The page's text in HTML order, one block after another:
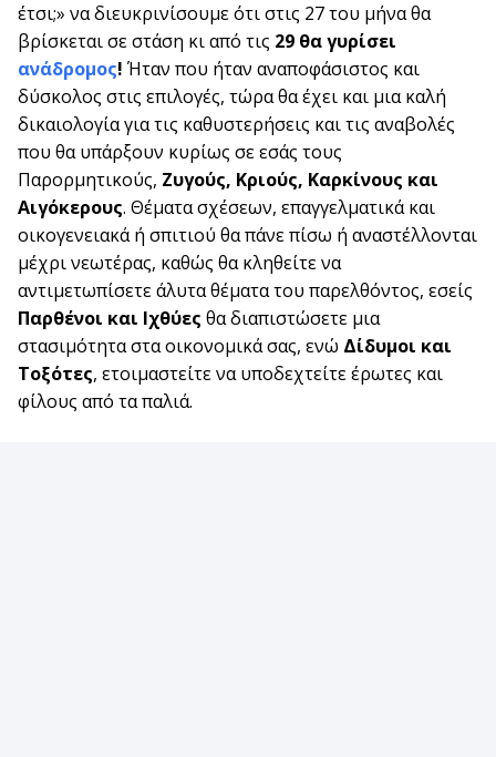
έτσι;» να διευκρινίσουμε ότι στις 27 του μήνα θα
βρίσκεται σε στάση κι από τις 29 θα γυρίσει
ανάδρομος! Ήταν που ήταν αναποφάσιστος και
δύσκολος στις επιλογές, τώρα θα έχει και μια καλή
δικαιολογία για τις καθυστερήσεις και τις αναβολές
που θα υπάρξουν κυρίως σε εσάς τους
Παρορμητικούς, Ζυγούς, Κριούς, Καρκίνους και
Αιγόκερους. Θέματα σχέσεων, επαγγελματικά και
οικογενειακά ή σπιτιού θα πάνε πίσω ή αναστέλλονται
μέχρι νεωτέρας, καθώς θα κληθείτε να
αντιμετωπίσετε άλυτα θέματα του παρελθόντος, εσείς
Παρθένοι και Ιχθύες θα διαπιστώσετε μια
στασιμότητα στα οικονομικά σας, ενώ Δίδυμοι και
Τοξότες, ετοιμαστείτε να υποδεχτείτε έρωτες και
φίλους από τα παλιά.